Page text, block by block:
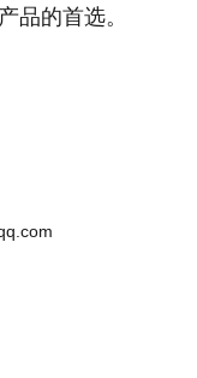
品的首选。